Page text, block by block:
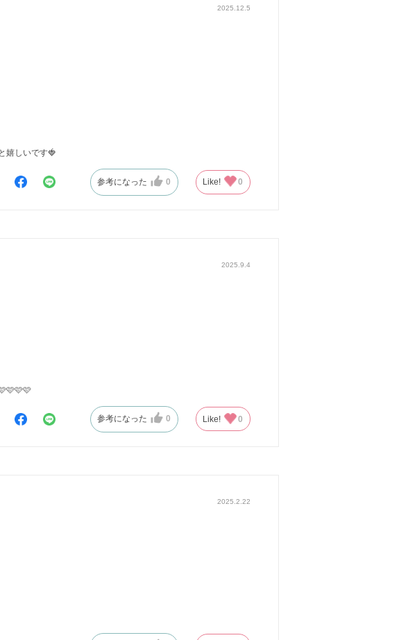
2025.12.5
嬉しいです🍓
参考になった 0 Like! 0
2025.9.4
参考になった 0 Like! 0
2025.2.22